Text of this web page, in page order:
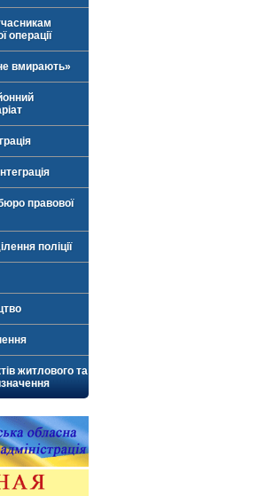
операції
вмирають»
правової
поліції
житлового та